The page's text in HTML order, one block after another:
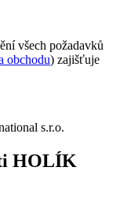
všech požadavků
obchodu) zajišťuje
HOLÍK